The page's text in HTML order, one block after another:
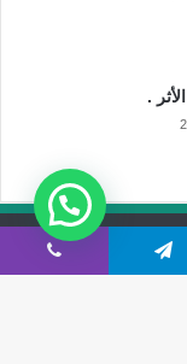
.
ڤايبر